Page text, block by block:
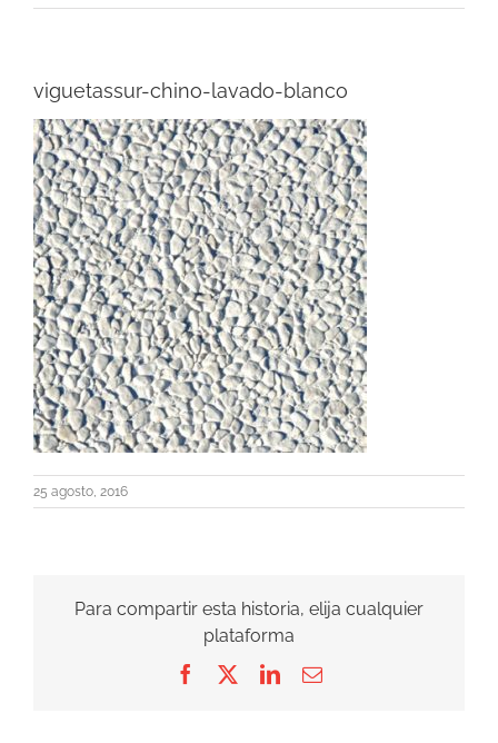
viguetassur-chino-lavado-blanco
25 agosto, 2016
Para compartir esta historia, elija cualquier
plataforma
Facebook LinkedInCorreo